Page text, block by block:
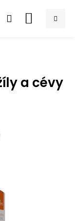
NÁKUPNÍ
a cévy